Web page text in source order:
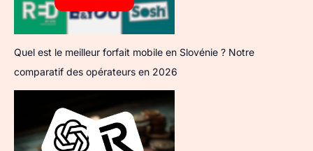
Quel est le meilleur forfait mobile en Slovénie ? Notre
comparatif des opérateurs en 2026